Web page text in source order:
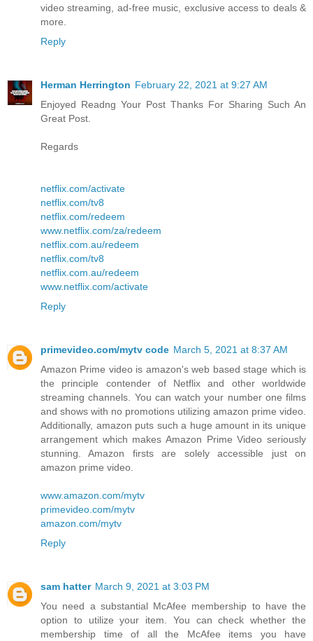
video streaming, ad-free music, exclusive access to deals &
more.
Reply
Herman Herrington February 22, 2021 at 9:27 AM
Enjoyed Readng Your Post Thanks For Sharing Such An
Great Post.
Regards
netflix.com/activate
netflix.com/tv8
netflix.com/redeem
www.netflix.com/za/redeem
netflix.com.au/redeem
netflix.com/tv8
netflix.com.au/redeem
www.netflix.com/activate
Reply
primevideo.com/mytv code March 5, 2021 at 8:37 AM
Amazon Prime video is amazon's web based stage which is
the principle contender of Netflix and other worldwide
streaming channels. You can watch your number one films
and shows with no promotions utilizing amazon prime video.
Additionally, amazon puts such a huge amount in its unique
arrangement which makes Amazon Prime Video seriously
stunning. Amazon firsts are solely accessible just on
amazon prime video.
www.amazon.com/mytv
primevideo.com/mytv
amazon.com/mytv
Reply
sam hatter March 9, 2021 at 3:03 PM
You need a substantial McAfee membership to have the
option to utilize your item. You can check whether the
membership time of all the McAfee items you have